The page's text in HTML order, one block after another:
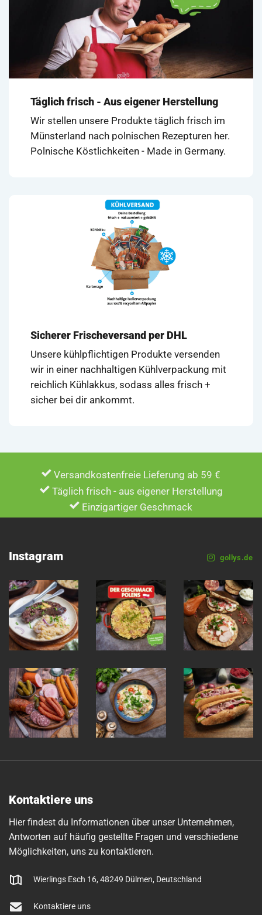
Täglich frisch - Aus eigener Herstellung
Wir stellen unsere Produkte täglich frisch im
Münsterland nach polnischen Rezepturen her.
Polnische Köstlichkeiten - Made in Germany.
Sicherer Frischeversand per DHL
Unsere kühlpflichtigen Produkte versenden
wir in einer nachhaltigen Kühlverpackung mit
reichlich Kühlakkus, sodass alles frisch +
sicher bei dir ankommt.
Versandkostenfreie Lieferung ab 59 €
Täglich frisch - aus eigener Herstellung
Einzigartiger Geschmack
Instagram gollys.de
Kontaktiere uns
Hier findest du Informationen über unser Unternehmen,
Antworten auf häufig gestellte Fragen und verschiedene
Möglichkeiten, uns zu kontaktieren.
Wierlings Esch 16, 48249 Dülmen, Deutschland
Kontaktiere uns